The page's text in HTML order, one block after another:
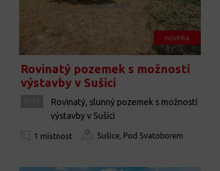
novinka
Rovinatý pozemek s možností
výstavby v Sušici
Rovinatý, slunný pozemek s možností
výstavby v Sušici
1 místnost Sušice, Pod Svatoborem